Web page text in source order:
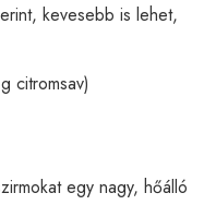
kevesebb is lehet,
citromsav)
egy nagy, hőálló